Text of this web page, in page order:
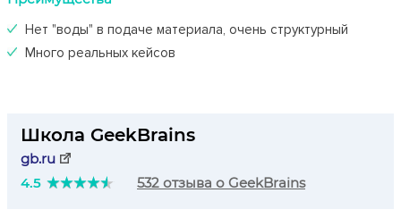
Нет "воды" в подаче материала, очень структурный
Много реальных кейсов
Школа GeekBrains
gb.ru
4.5
532 отзыва о GeekBrains